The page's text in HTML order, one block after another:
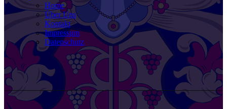
Home
Über Uns
Kontakt
Impressum
Datenschutz